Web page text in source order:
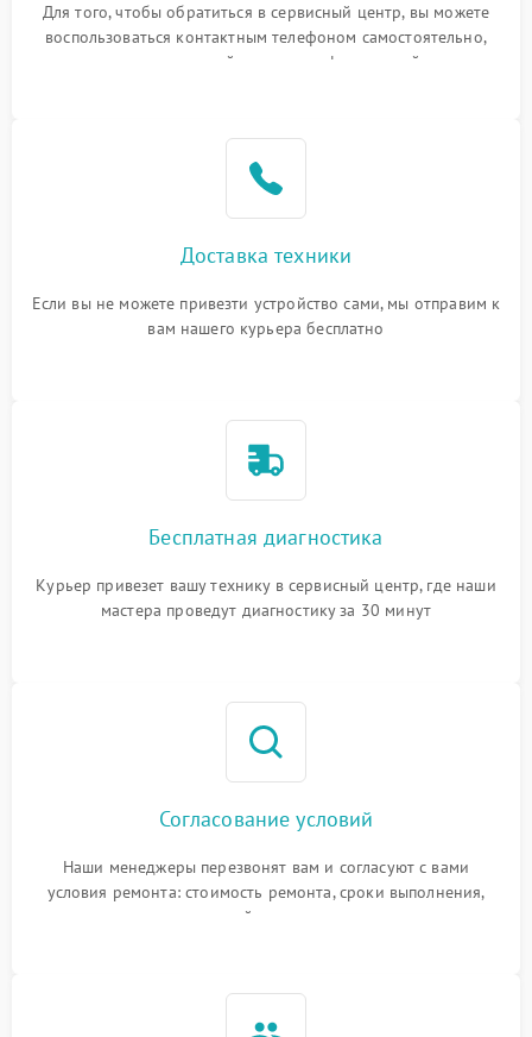
Для того, чтобы обратиться в сервисный центр, вы можете
воспользоваться контактным телефоном самостоятельно,
или оставить свой номер телефона на сайте
Доставка техники
Если вы не можете привезти устройство сами, мы отправим к
вам нашего курьера бесплатно
Бесплатная диагностика
Курьер привезет вашу технику в сервисный центр, где наши
мастера проведут диагностику за 30 минут
Согласование условий
Наши менеджеры перезвонят вам и согласуют с вами
условия ремонта: стоимость ремонта, сроки выполнения,
гарантийные условия